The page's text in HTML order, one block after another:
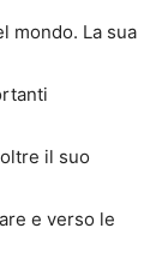
mondo. La sua
il suo
e verso le